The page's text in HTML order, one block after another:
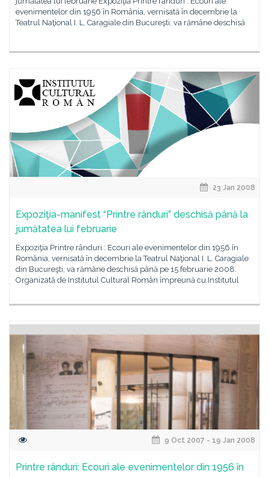
evenimentelor din 1956 în România, vernisată în decembrie la
Teatrul Naţional I. L. Caragiale din Bucureşti, va rămâne deschisă
23 Jan 2008
Expoziţia-manifest “Printre rânduri” deschisă până la
jumătatea lui februarie
Expoziţia Printre rânduri : Ecouri ale evenimentelor din 1956 în
România, vernisată în decembrie la Teatrul Naţional I. L. Caragiale
din Bucureşti, va rămâne deschisă până pe 15 februarie 2008.
Organizată de Institutul Cultural Român împreună cu Institutul
9 Oct 2007 - 19 Jan 2008
Printre rânduri: Ecouri ale evenimentelor din 1956 în